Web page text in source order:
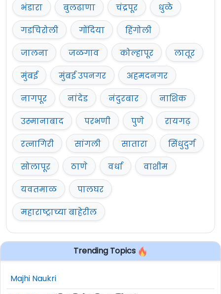
भंडारा
बुलढाणा चंद्रपूर
धुळे
गडचिरोली
गोंदिया
हिंगोली
जालना
जळगाव कोल्हापूर
लातूर
मुंबई
मुंबई उपनगर
अहमदनगर
नागपूर
नांदेड नंदुरबार
नाशिक
उस्मानाबाद
परभणी पुणे
रायगढ़
रत्नागिरी
सांगली सातारा
सिंधुदुर्ग
सोलापूर
ठाणे वर्धा
वाशीम
यवतमाळ
पालघर
महाराष्ट्राच्या बाहेरील
Trending Topics
Majhi Naukri